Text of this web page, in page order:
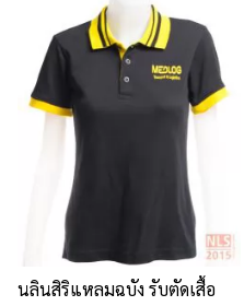
นลินสิริแหลมฉบัง รับตัดเสื้อ